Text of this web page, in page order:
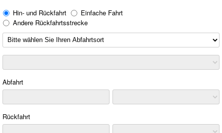
Hin- und Rückfahrt
Einfache Fahrt
Andere Rückfahrtsstrecke
Abfahrt
Rückfahrt